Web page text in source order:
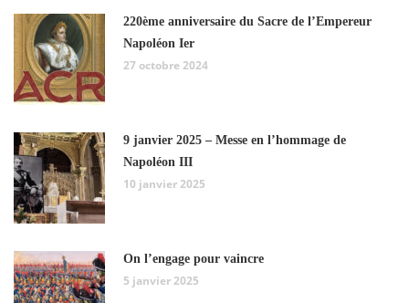
220ème anniversaire du Sacre de l’Empereur
Napoléon Ier
27 octobre 2024
9 janvier 2025 – Messe en l’hommage de
Napoléon III
10 janvier 2025
On l’engage pour vaincre
5 janvier 2025